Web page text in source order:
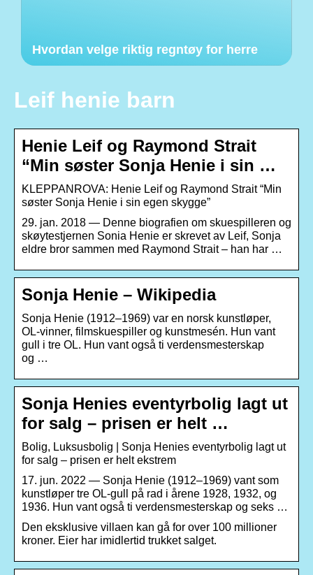
Hvordan velge riktig regntøy for herre
Leif henie barn
Henie Leif og Raymond Strait
“Min søster Sonja Henie i sin …
KLEPPANROVA: Henie Leif og Raymond Strait “Min
søster Sonja Henie i sin egen skygge”
29. jan. 2018 — Denne biografien om skuespilleren og
skøytestjernen Sonia Henie er skrevet av Leif, Sonja
eldre bror sammen med Raymond Strait – han har …
Sonja Henie – Wikipedia
Sonja Henie (1912–1969) var en norsk kunstløper,
OL-vinner, filmskuespiller og kunstmesén. Hun vant
gull i tre OL. Hun vant også ti verdensmesterskap
og …
Sonja Henies eventyrbolig lagt ut
for salg – prisen er helt …
Bolig, Luksusbolig | Sonja Henies eventyrbolig lagt ut
for salg – prisen er helt ekstrem
17. jun. 2022 — Sonja Henie (1912–1969) vant som
kunstløper tre OL-gull på rad i årene 1928, 1932, og
1936. Hun vant også ti verdensmesterskap og seks …
Den eksklusive villaen kan gå for over 100 millioner
kroner. Eier har imidlertid trukket salget.